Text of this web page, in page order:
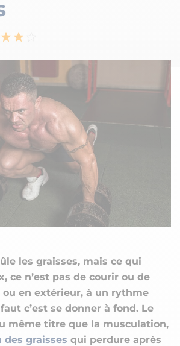
les graisses, mais ce qui
ce n’est pas de courir ou de
ou en extérieur, à un rythme
c’est se donner à fond. Le
même titre que la musculation,
graisses qui perdure après